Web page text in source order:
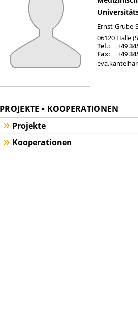
Ernst-Grube-
06120 Halle
Tel.:
+49
Fax:
+49
PROJEKTE • KOOPERATIONEN
Projekte
Kooperationen